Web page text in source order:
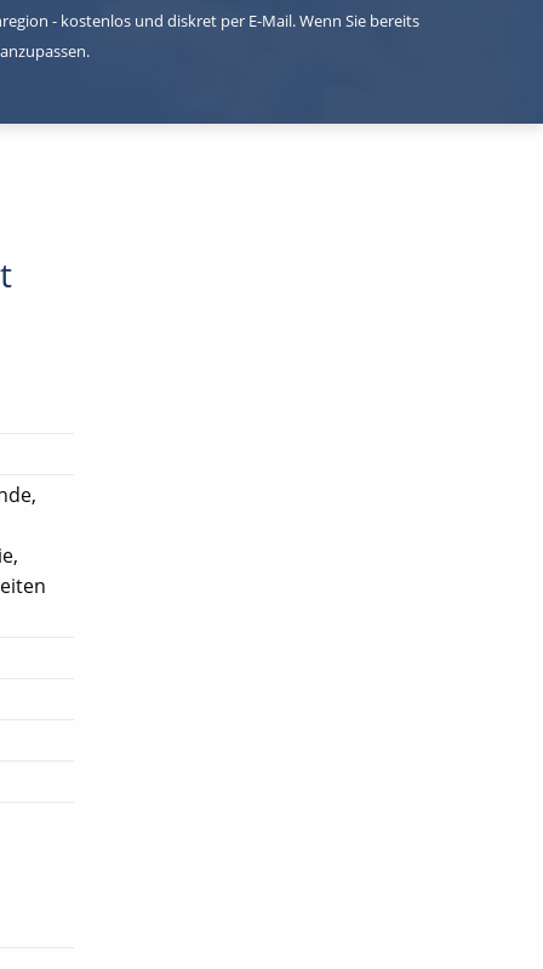
- kostenlos und diskret per E-Mail. Wenn Sie bereits